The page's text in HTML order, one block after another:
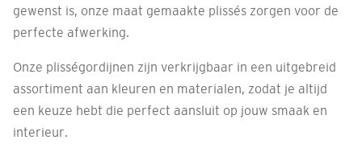
gewenst is, onze maat gemaakte plissés zorgen voor de
perfecte afwerking.
Onze plisségordijnen zijn verkrijgbaar in een uitgebreid
assortiment aan kleuren en materialen, zodat je altijd
een keuze hebt die perfect aansluit op jouw smaak en
interieur.